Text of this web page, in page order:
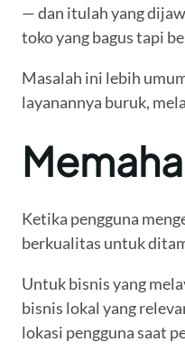
— dan itulah yang
toko yang bagus tapi
Masalah ini lebih
layanannya buruk,
Ketika pengguna
berkualitas untuk
Untuk bisnis yang
bisnis lokal yang
lokasi pengguna saat